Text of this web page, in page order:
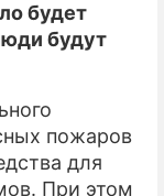
будет
будут
пожаров
для
При этом